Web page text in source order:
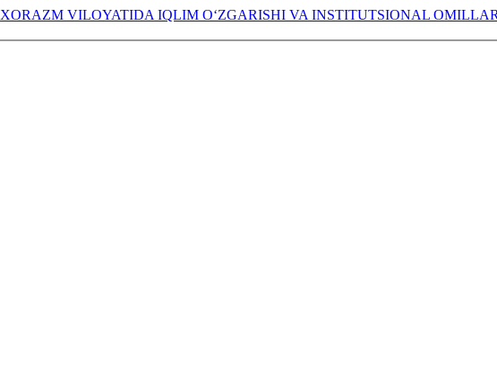
XORAZM VILOYATIDA IQLIM O‘ZGARISHI VA INSTITUTSIONAL